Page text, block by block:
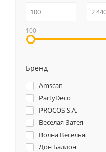
100
Бренд
Amscan
PartyDeco
PROCOS S.A.
Веселая Затея
Волна Веселья
Дон Баллон